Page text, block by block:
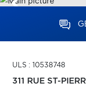
ULS : 10538748
311 RUE ST-